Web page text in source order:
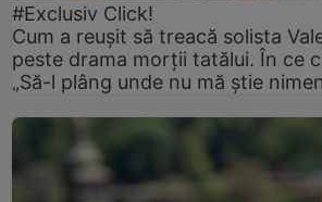
#Exclusiv Click!
Cum a reușit să treacă solista
peste drama morții tatălui. În ce
„Să-l plâng unde nu mă știe